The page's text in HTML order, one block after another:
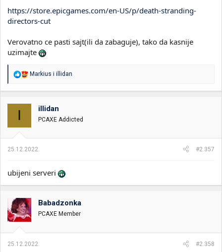
https://store.epicgames.com/en-US/p/death-stranding-
directors-cut
Verovatno ce pasti sajt(ili da zabaguje), tako da kasnije
uzimajte
R
o
n
j
:
Markius i illidan
I illidan
PCAXE Addicted
25.12.2022. #2.357
ubijeni serveri
Babadzonka
PCAXE Member
25.12.2022. #2.358